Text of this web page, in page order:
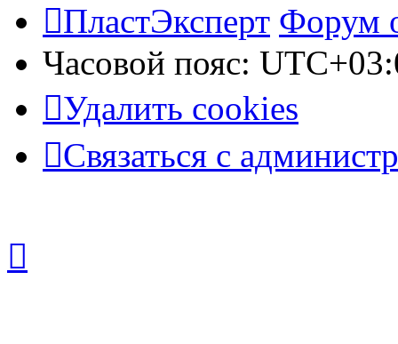
ПластЭксперт Форум
Часовой пояс:
Удалить cookies
Связаться с